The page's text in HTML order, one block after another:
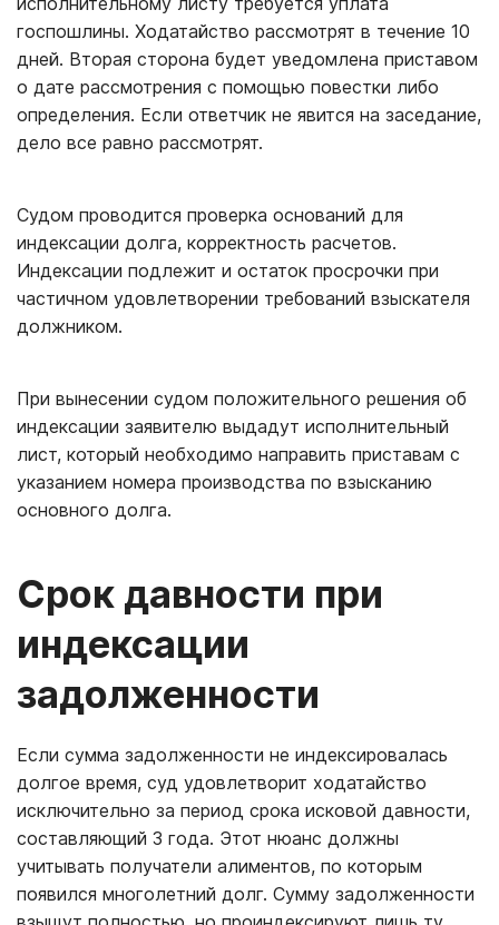
госпошлины. Ходатайство рассмотрят в течение 10
дней. Вторая сторона будет уведомлена приставом
о дате рассмотрения с помощью повестки либо
определения. Если ответчик не явится на заседание,
дело все равно рассмотрят.
Судом проводится проверка оснований для
индексации долга, корректность расчетов.
Индексации подлежит и остаток просрочки при
частичном удовлетворении требований взыскателя
должником.
При вынесении судом положительного решения об
индексации заявителю выдадут исполнительный
лист, который необходимо направить приставам с
указанием номера производства по взысканию
основного долга.
Срок давности при
индексации
задолженности
Если сумма задолженности не индексировалась
долгое время, суд удовлетворит ходатайство
исключительно за период срока исковой давности,
составляющий 3 года. Этот нюанс должны
учитывать получатели алиментов, по которым
появился многолетний долг. Сумму задолженности